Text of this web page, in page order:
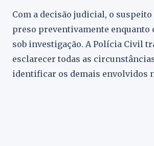
Com a decisão judicial, o
preso preventivamente enquanto
sob investigação. A Polícia Civil
esclarecer todas as
identificar os demais envolvidos